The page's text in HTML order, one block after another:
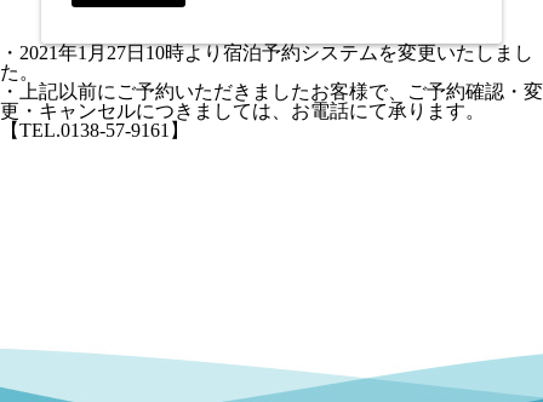
・2021年1月27日10時より宿泊予約システムを変更いたしまし
た。
・上記以前にご予約いただきましたお客様で、ご予約確認・変
更・キャンセルにつきましては、お電話にて承ります。
【TEL.0138-57-9161】